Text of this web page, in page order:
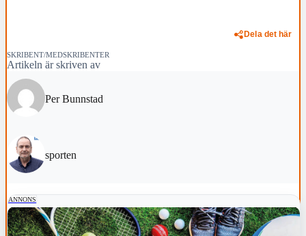
Dela det här
SKRIBENT/MEDSKRIBENTER
Artikeln är skriven av
Per Bunnstad
sporten
ANNONS